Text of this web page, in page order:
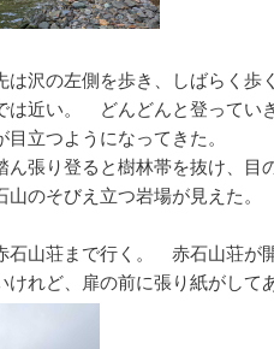
は沢の左側を歩き、しばらく
は近い。 どんどんと登ってい
目立つようになってきた。
ん張り登ると樹林帯を抜け、目
山のそびえ立つ岩場が見えた。
石山荘まで行く。 赤石山荘が
けれど、扉の前に張り紙がして